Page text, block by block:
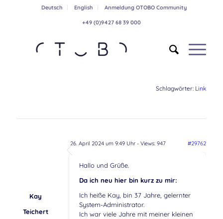
Deutsch English Anmeldung OTOBO Community
+49 (0)9427 68 39 000
Schlagwörter: Link
26. April 2024 um 9:49 Uhr- Views: 947 #29762
Kay
Teichert
Hallo und Grüße.
Da ich neu hier bin kurz zu mir:
Ich heiße Kay, bin 37 Jahre, gelernter
System-Administrator.
Ich war viele Jahre mit meiner kleinen